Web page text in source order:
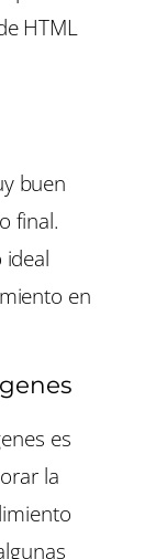
HTML
buen
final.
en
es
la